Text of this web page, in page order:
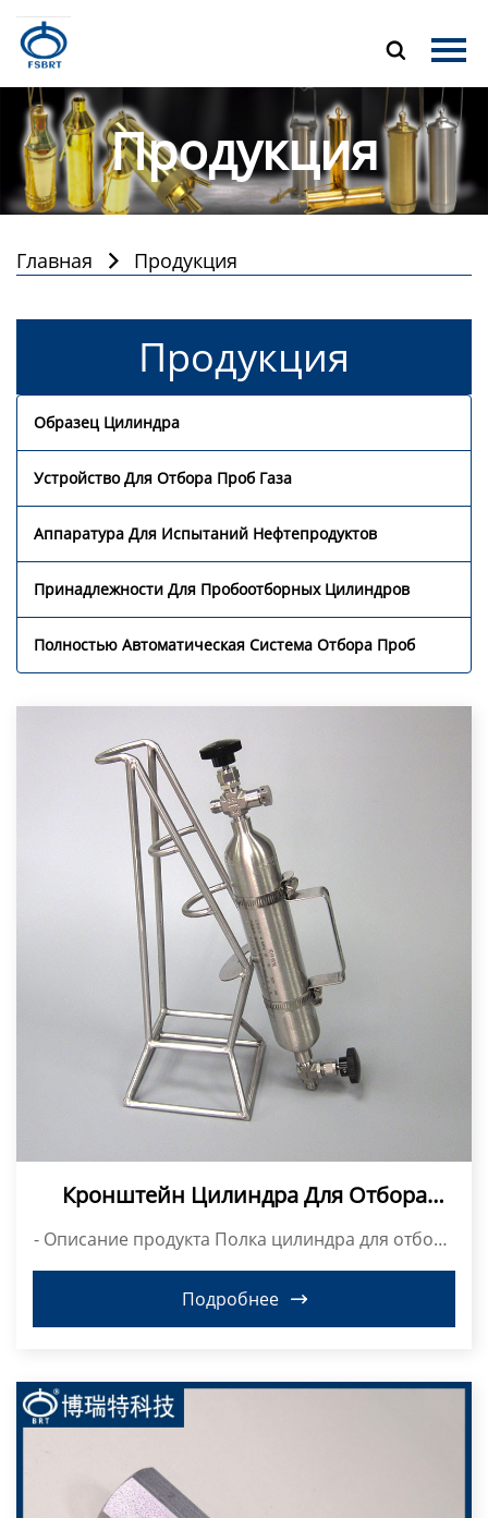

Главная
Продукция
О Нас
Новости
Продукция
Главная  Продукция
Продукция
Образец Цилиндра
Устройство Для Отбора Проб Газа
Аппаратура Для Испытаний Нефтепродуктов
Принадлежности Для Пробоотборных Цилиндров
Полностью Автоматическая Система Отбора Проб
Кронштейн Цилиндра Для Отбора
- Описание продукта Полка цилиндра для отбора
проб Модель: B...
Подробнее
